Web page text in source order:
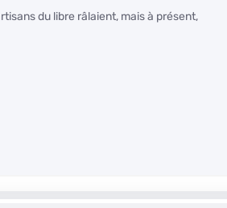
du libre râlaient, mais à présent,